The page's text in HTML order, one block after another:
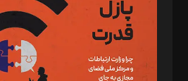
مصطفی مسجدی آرانی، ابوالفضل رجبی، زهرا
رستمی،مصطفی باستان
ویرایش: نگار استاد‌‌آقا
طراح یونیفرم: مجید توکلی